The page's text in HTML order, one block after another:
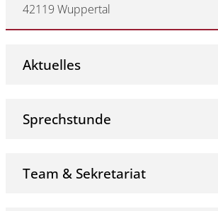
42119 Wuppertal
Aktuelles
Sprechstunde
Team & Sekretariat